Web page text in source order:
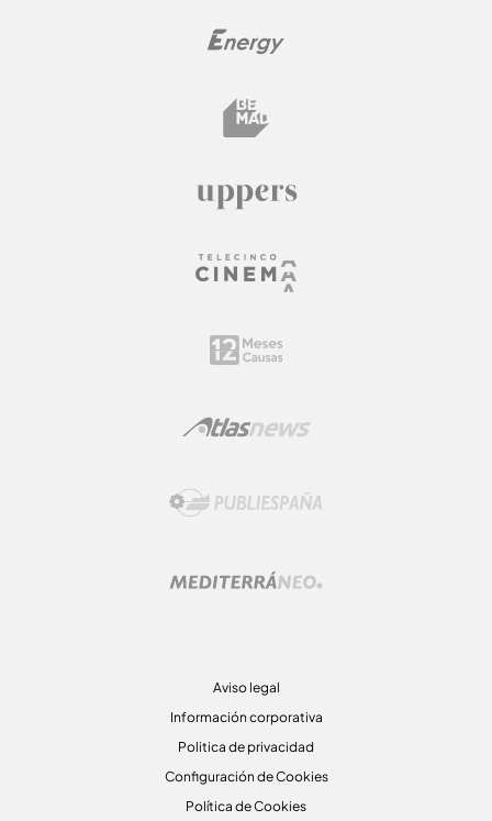
Aviso legal
Información corporativa
Politica de privacidad
Configuración de Cookies
Política de Cookies